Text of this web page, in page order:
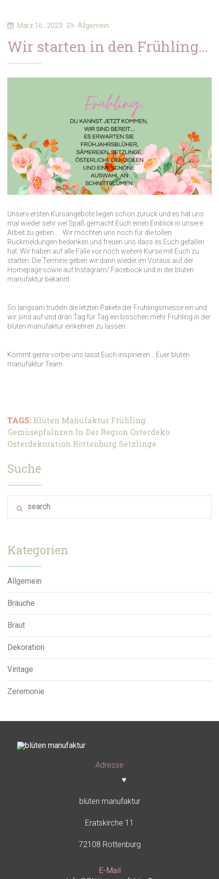
März 16 , 2023 Allgemein
Wir starten in den Frühling…
Unsere ersten Kursangebote liegen schon zurück und es hat uns
mal wieder sehr viel Spaß gemacht Euch einen Einblick in unsere
Arbeit zu geben… . Wir möchten uns noch für die tollen
Rückmeldungen bedanken und freuen uns dass es Euch gefallen
hat. Wir haben auf alle Fälle vor noch weitere Kurse mit Euch zu
starten. Die Termine geben wir dann wieder im Voraus auf der
Homepage sowie auf Instagram/ Facebook und in der blüten
manufaktur bekannt.
So langsam trudeln die letzten Pakete der Frühlingsmesse ein und
wir sind auf und dran Tag für Tag ein bisschen mehr Frühling in der
blüten manufaktur einkehren zu lassen.
Kommt gerne vorbei uns lasst Euch inspirieren… Euer blüten
manufaktur Team
TAGS:Blüten Manufaktur Frühling
Gemüsepfalnzen In Der Region Osterdeko
Osterdekoration Rottenburg Setzlinge
Suche
Kategorien
Allgemein
Bräuche
Braut
Dekoration
Vintage
Zeremonie
Adresse
♥
blüten manufaktur
Eratskirche 11
72108 Rottenburg
E-Mail